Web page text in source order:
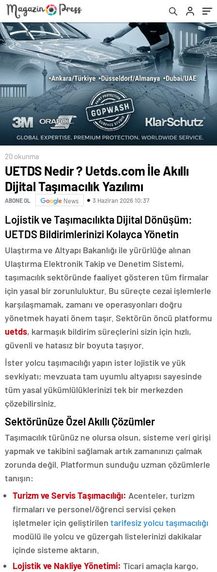
20 okunma
UETDS Nedir ? Uetds.com İle Akıllı
Dijital Taşımacılık Yazılımı
ABONE OL News 3 Haziran 2026 10:37
Lojistik ve Taşımacılıkta Dijital Dönüşüm:
UETDS Bildirimlerinizi Kolayca Yönetin
Ulaştırma ve Altyapı Bakanlığı ile yürürlüğe alınan
Ulaştırma Elektronik Takip ve Denetim Sistemi,
taşımacılık sektöründe faaliyet gösteren tüm firmalar
için yasal bir zorunluluktur. Bu süreçte cezai işlemlerle
karşılaşmamak, zamanı ve operasyonları doğru
yönetmek hayati önem taşır. Sektörün öncü platformu
uetds, karmaşık bildirim süreçlerini sizin için hızlı,
güvenli ve hatasız bir boyuta taşıyor.
İster yolcu taşımacılığı yapın ister lojistik ve yük
sevkiyatı; mevzuata tam uyumlu altyapısı sayesinde
tüm yasal yükümlülüklerinizi tek bir merkezden
çözebilirsiniz.
Sektörünüze Özel Akıllı Çözümler
Taşımacılık türünüz ne olursa olsun, sisteme veri girişi
yapmak ve takibini sağlamak artık zamanınızı çalmak
zorunda değil. Platformun sunduğu uzman çözümlerle
tanışın:
Turizm ve Servis Taşımacılığı: Acenteler, turizm
firmaları ve personel/öğrenci servisi çeken
işletmeler için geliştirilen tarifesiz yolcu taşımacılığı
modülü ile yolcu ve güzergah listelerinizi dakikalar
içinde sisteme aktarın.
Lojistik ve Nakliye Yönetimi: Ticari amaçla kargo,